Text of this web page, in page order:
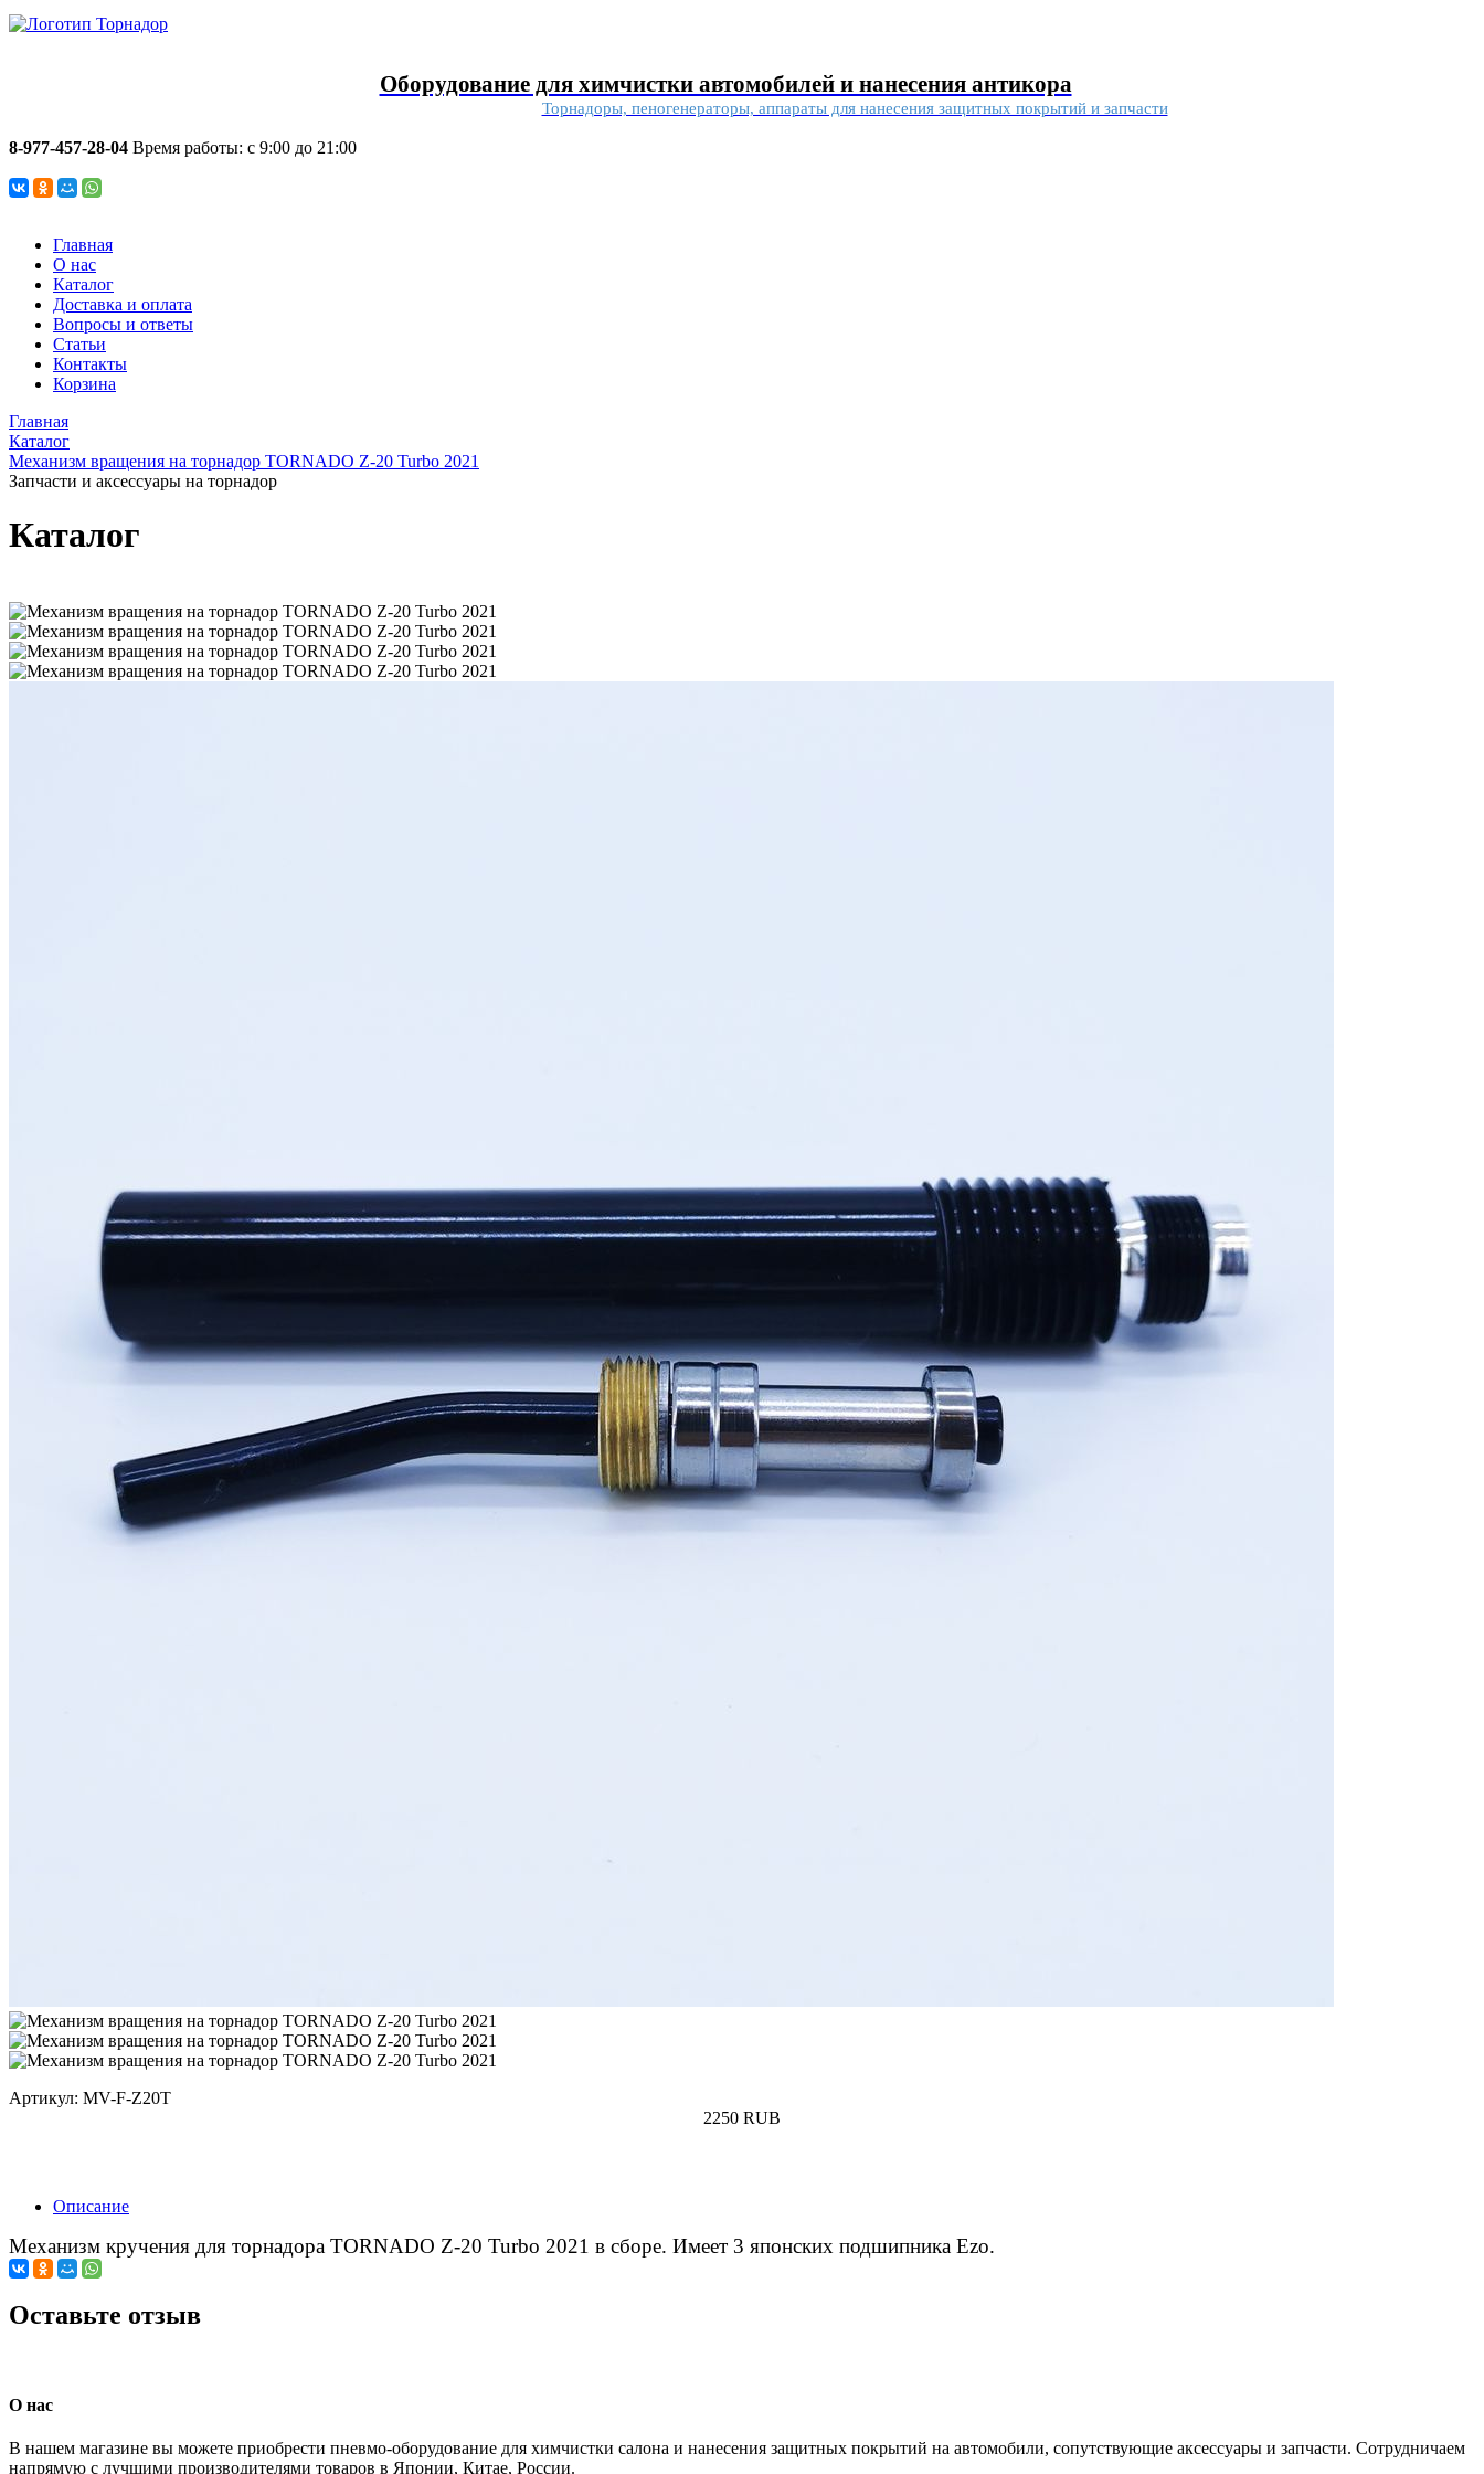
Оборудование для химчистки автомобилей и нанесения антикора
Торнадоры, пеногенераторы, аппараты для нанесения защитных покрытий и запчасти
8-977-457-28-04 Время работы: с 9:00 до 21:00
Главная
О нас
Каталог
Доставка и оплата
Вопросы и ответы
Статьи
Контакты
Корзина
Главная
Каталог
Механизм вращения на торнадор TORNADO Z-20 Turbo 2021
Запчасти и аксессуары на торнадор
Каталог
Артикул: MV-F-Z20T
2250 RUB
Описание
Механизм кручения для торнадора TORNADO Z-20 Turbo 2021 в сборе. Имеет 3 японских подшипника Ezo.
Оставьте отзыв
О нас
В нашем магазине вы можете приобрести пневмо-оборудование для химчистки салона и нанесения защитных покрытий на автомобили, сопутствующие аксессуары и запчасти. Сотрудничаем
напрямую с лучшими производителями товаров в Японии, Китае, России.